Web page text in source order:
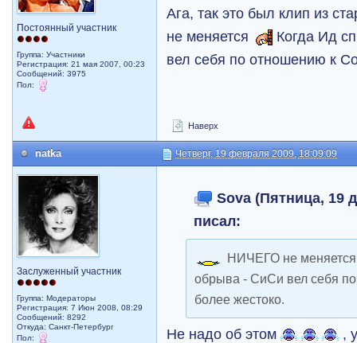
Постоянный участник
Группа: Участники
Регистрация: 21 мая 2007, 00:23
Сообщений: 3975
Пол:
Ага, так это был клип из
не меняется
Когда Ид
вел себя по отношению к
Наверх
natka Четверг, 19 февраля 2009, 18:09:09
Заслуженный участник
Группа: Модераторы
Регистрация: 7 Июн 2008, 08:29
Сообщений: 8292
Откуда: Санкт-Петербург
Пол:
Sova (Пятница, 19
писал:
НИЧЕГО не
обрыва - СиСи вел себя
более жестоко.
Не надо об этом
,